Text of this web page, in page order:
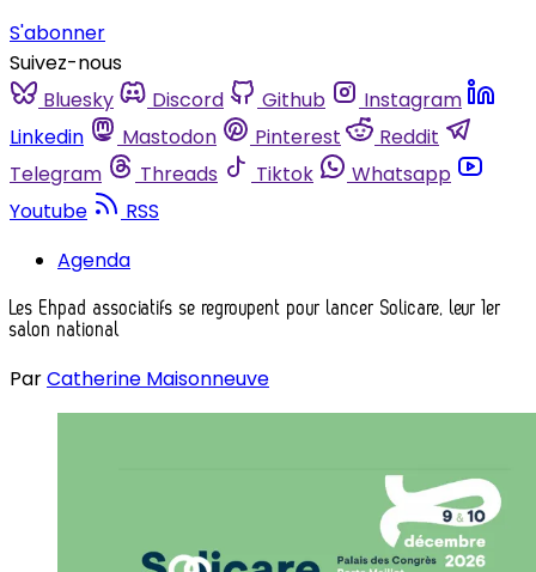
S'abonner
Suivez-nous
Bluesky
Discord Github
Instagram
Linkedin
Mastodon Pinterest
Reddit
Telegram
Threads Tiktok
Whatsapp
Youtube
RSS
Agenda
Les Ehpad associatifs se regroupent pour lancer Solicare, leur 1er
salon national
ParCatherine Maisonneuve